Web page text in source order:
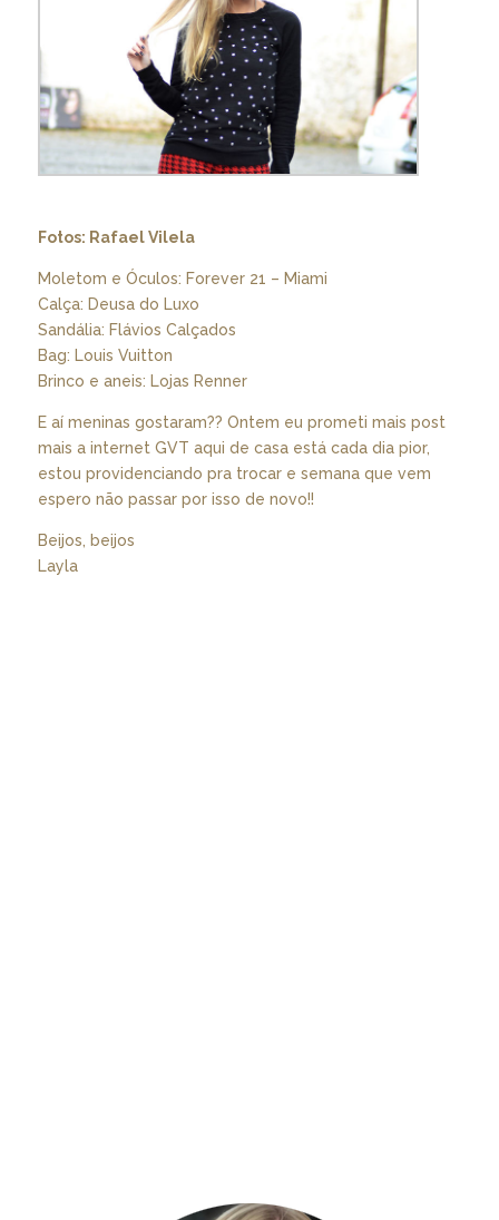
Fotos: Rafael Vilela
Moletom e Óculos: Forever 21 – Miami
Calça: Deusa do Luxo
Sandália: Flávios Calçados
Bag: Louis Vuitton
Brinco e aneis: Lojas Renner
E aí meninas gostaram?? Ontem eu prometi mais post
mais a internet GVT aqui de casa está cada dia pior,
estou providenciando pra trocar e semana que vem
espero não passar por isso de novo!!
Beijos, beijos
Layla